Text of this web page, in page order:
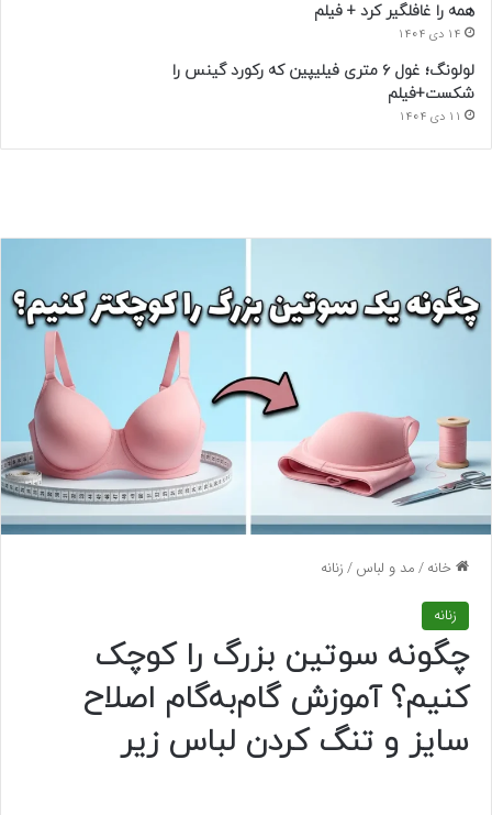
همه را غافلگیر کرد + فیلم
14 دی 1404
لولونگ؛ غول ۶ متری فیلیپین که رکورد گینس را
شکست+فیلم
11 دی 1404